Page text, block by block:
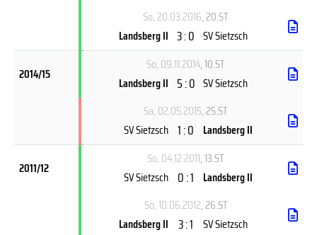
So, 20.03.2016, 20.ST
Landsberg II 3 : 0 SV Sietzsch
2014/15
So, 09.11.2014, 10.ST
Landsberg II 5 : 0 SV Sietzsch
Sa, 02.05.2015, 25.ST
SV Sietzsch 1 : 0 Landsberg II
2011/12
So, 04.12.2011, 13.ST
SV Sietzsch 0 : 1 Landsberg II
So, 10.06.2012, 26.ST
Landsberg II 3 : 1 SV Sietzsch